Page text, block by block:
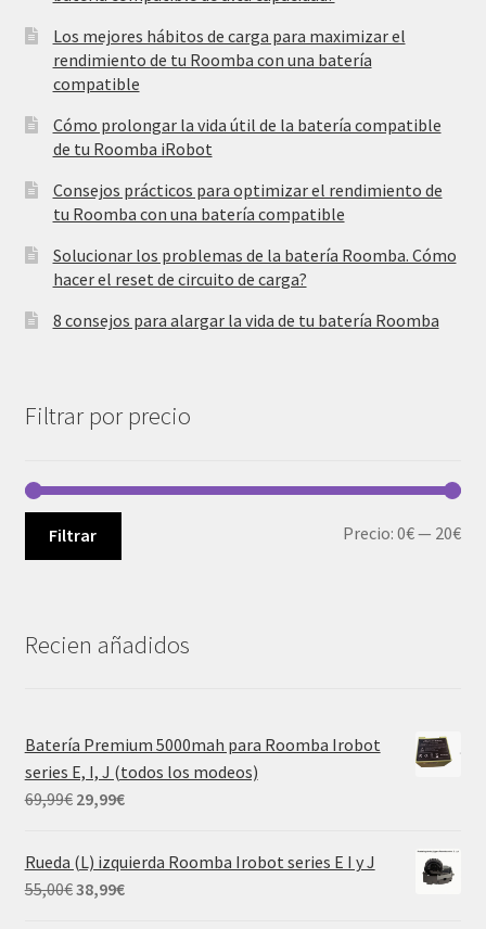
Los mejores hábitos de carga para maximizar el
rendimiento de tu Roomba con una batería
compatible
Cómo prolongar la vida útil de la batería compatible
de tu Roomba iRobot
Consejos prácticos para optimizar el rendimiento de
tu Roomba con una batería compatible
Solucionar los problemas de la batería Roomba. Cómo
hacer el reset de circuito de carga?
8 consejos para alargar la vida de tu batería Roomba
Filtrar por precio
Filtrar Precio:0€— 20€
Recien añadidos
Batería Premium 5000mah para Roomba Irobot
series E, I, J (todos los modeos)
69,99€ El
original
era:
69,99€.
29,99€El
actual
Rueda (L) izquierda Roomba Irobot series E I y J
55,00€ El
38,99€El